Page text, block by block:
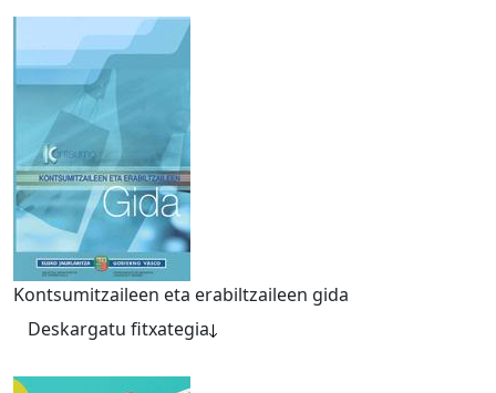
Kontsumitzaileen eta erabiltzaileen gida
Deskargatu fitxategia